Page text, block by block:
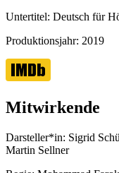
Untertitel: Deutsch für
Produktionsjahr: 2019
Mitwirkende
Darsteller*in: Sigrid
Martin Sellner